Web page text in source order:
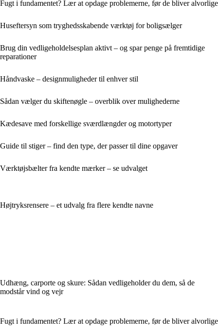
Fugt i fundamentet? Lær at opdage problemerne, før de bliver alvorlige
Huseftersyn som tryghedsskabende værktøj for boligsælger
Brug din vedligeholdelsesplan aktivt – og spar penge på fremtidige
reparationer
Håndvaske – designmuligheder til enhver stil
Sådan vælger du skiftenøgle – overblik over mulighederne
Kædesave med forskellige sværdlængder og motortyper
Guide til stiger – find den type, der passer til dine opgaver
Værktøjsbælter fra kendte mærker – se udvalget
Højtryksrensere – et udvalg fra flere kendte navne
Udhæng, carporte og skure: Sådan vedligeholder du dem, så de
modstår vind og vejr
Fugt i fundamentet? Lær at opdage problemerne, før de bliver alvorlige